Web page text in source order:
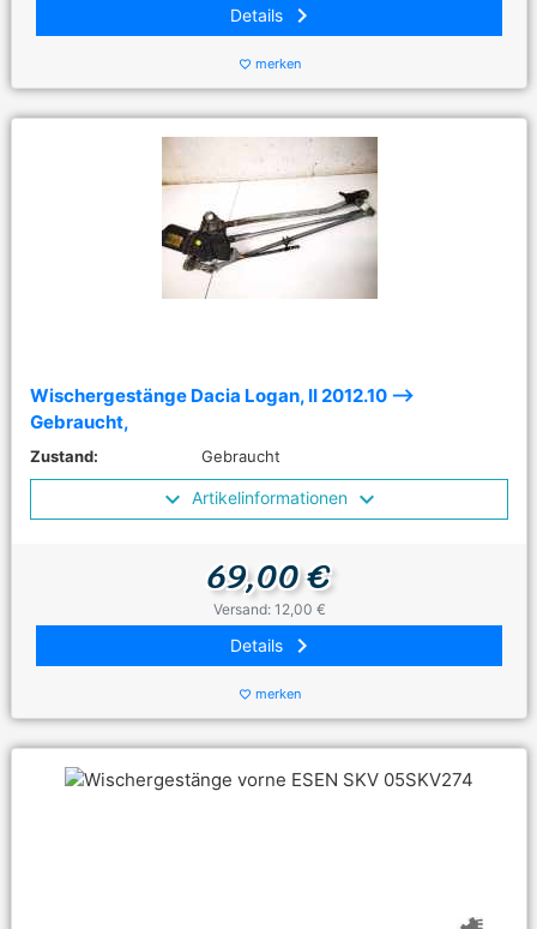
Details keyboard_arrow_right
favorite_border merken
Wischergestänge Dacia Logan, II 2012.10 -->
Gebraucht,
Zustand: Gebraucht
Artikelinformationen
69,00 €
Versand: 12,00 €
Details keyboard_arrow_right
favorite_border merken